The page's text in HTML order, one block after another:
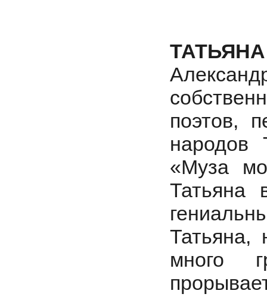
поэтов,
народов
«Муза
Татьяна
Татьяна,
много